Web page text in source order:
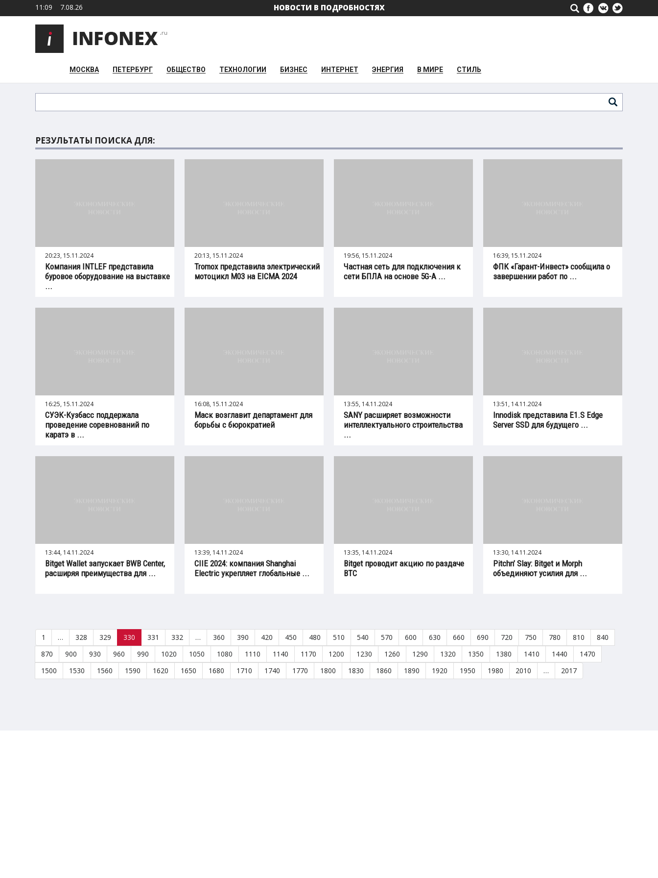
11:09 7.08.26 НОВОСТИ В ПОДРОБНОСТЯХ
МОСКВА ПЕТЕРБУРГ ОБЩЕСТВО ТЕХНОЛОГИИ БИЗНЕС ИНТЕРНЕТ ЭНЕРГИЯ В МИРЕ СТИЛЬ
РЕЗУЛЬТАТЫ ПОИСКА ДЛЯ:
20:23, 15.11.2024
Компания INTLEF представила
буровое оборудование на выставке
...
20:13, 15.11.2024
Tromox представила электрический
мотоцикл M03 на EICMA 2024
19:56, 15.11.2024
Частная сеть для подключения к
сети БПЛА на основе 5G-A ...
16:39, 15.11.2024
ФПК «Гарант-Инвест» сообщила о
завершении работ по ...
16:25, 15.11.2024
СУЭК-Кузбасс поддержала
проведение соревнований по
каратэ в ...
16:08, 15.11.2024
Маск возглавит департамент для
борьбы с бюрократией
13:55, 14.11.2024
SANY расширяет возможности
интеллектуального строительства
...
13:51, 14.11.2024
Innodisk представила E1.S Edge
Server SSD для будущего ...
13:44, 14.11.2024
Bitget Wallet запускает BWB Center,
расширяя преимущества для ...
13:39, 14.11.2024
CIIE 2024: компания Shanghai
Electric укрепляет глобальные ...
13:35, 14.11.2024
Bitget проводит акцию по раздаче
BTC
13:30, 14.11.2024
Pitchn’ Slay: Bitget и Morph
объединяют усилия для ...
1 … 328 329 330 331 332 … 360 390 420 450 480 510 540 570 600 630 660 690 720 750 780 810
840
870
900 930 960 990 1020 1050 1080 1110 1140 1170 1200 1230 1260 1290 1320 1350 1380 1410 1440
1470
1500
1530 1560 1590 1620 1650 1680 1710 1740 1770 1800 1830 1860 1890 1920 1950 1980 2010 … 2017